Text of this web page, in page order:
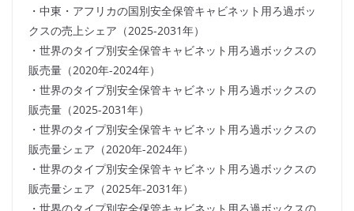
・中東・アフリカの国別安全保管キャビネット用ろ過ボッ
クスの売上シェア（2025-2031年）
・世界のタイプ別安全保管キャビネット用ろ過ボックスの
販売量（2020年-2024年）
・世界のタイプ別安全保管キャビネット用ろ過ボックスの
販売量（2025-2031年）
・世界のタイプ別安全保管キャビネット用ろ過ボックスの
販売量シェア（2020年-2024年）
・世界のタイプ別安全保管キャビネット用ろ過ボックスの
販売量シェア（2025年-2031年）